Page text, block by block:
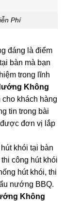
Phí
đáng là điểm
bàn mà bạn
trong lĩnh
Không
cho khách hàng
tin trong bài
được đơn vị lắp
khói tại bàn
thi công hút khói
hút khói, thi
nướng BBQ.
Không